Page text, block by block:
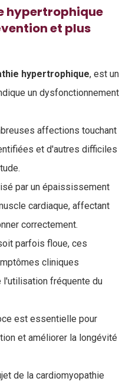
hypertrophique
et plus
hypertrophique, est un
un dysfonctionnement
affections touchant
et d'autres difficiles
par un épaississement
cardiaque, affectant
correctement.
parfois floue, ces
cliniques
l'utilisation fréquente du
est essentielle pour
et améliorer la longévité
de la cardiomyopathie